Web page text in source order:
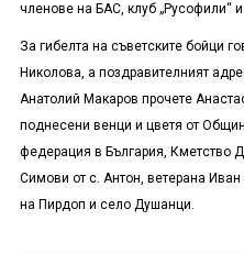
членове на БАС, клуб „Русофили“
За гибелта на съветските бойци
Николова, а поздравителният
Анатолий Макаров прочете
поднесени венци и цветя от
федерация в България, Кметство
Симови от с. Антон, ветерана
на Пирдоп и село Душанци.